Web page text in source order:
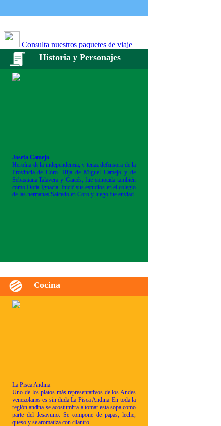
Consulta nuestros paquetes de viaje
Historia y Personajes
Josefa Camejo
Heroína de la independencia, y tenaz defensora de la
Provincia de Coro. Hija de Miguel Camejo y de
Sebastiana Talavera y Garcés, fue conocida también
como Doña Ignacia. Inició sus estudios en el colegio
de las hermanas Salcedo en Coro y luego fue enviad
Cocina
La Pisca Andina
Uno de los platos más representativos de los Andes
venezolanos es sin duda La Pisca Andina. En toda la
región andina se acostumbra a tomar esta sopa como
parte del desayuno. Se compone de papas, leche,
queso y se aromatiza con cilantro.